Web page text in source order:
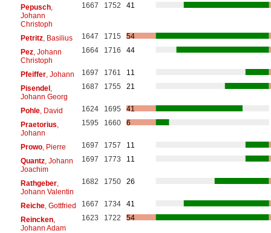
Pepusch,
Johann
Christoph
1667 1752 41
Petritz, Basilius 1647 1715
54
Pez, Johann
Christoph
1664 1716 44
Pfeiffer, Johann 1697 1761
11
Pisendel,
Johann Georg
1687 1755 21
Pohle, David 1624 1695
41
Praetorius
Johann
1595 1660 6
Prowo, Pierre 1697 1757
11
Quantz, Johann
Joachim
1697 1773 11
Rathgeber,
Johann Valentin
1682 1750 26
Reiche, Gottfried 1667 1734
41
Reincken,
Johann Adam
1623 1722 54